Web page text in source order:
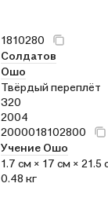
1810280
Солдатов
Ошо
Твёрдый переплёт
320
2004
2000018102800
Учение Ошо
1.7 см × 17 см × 21.5
0.48 кг